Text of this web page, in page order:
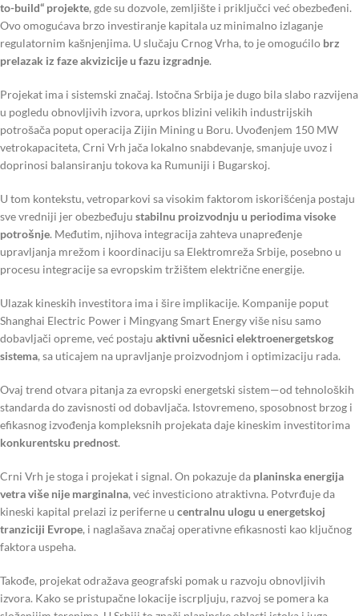
to-build“ projekte, gde su dozvole, zemljište i priključci već obezbeđeni.
Ovo omogućava brzo investiranje kapitala uz minimalno izlaganje
regulatornim kašnjenjima. U slučaju Crnog Vrha, to je omogućilo brz
prelazak iz faze akvizicije u fazu izgradnje.
Projekat ima i sistemski značaj. Istočna Srbija je dugo bila slabo razvijena
u pogledu obnovljivih izvora, uprkos blizini velikih industrijskih
potrošača poput operacija Zijin Mining u Boru. Uvođenjem 150 MW
vetrokapaciteta, Crni Vrh jača lokalno snabdevanje, smanjuje uvoz i
doprinosi balansiranju tokova ka Rumuniji i Bugarskoj.
U tom kontekstu, vetroparkovi sa visokim faktorom iskorišćenja postaju
sve vredniji jer obezbeđuju stabilnu proizvodnju u periodima visoke
potrošnje. Međutim, njihova integracija zahteva unapređenje
upravljanja mrežom i koordinaciju sa Elektromreža Srbije, posebno u
procesu integracije sa evropskim tržištem električne energije.
Ulazak kineskih investitora ima i šire implikacije. Kompanije poput
Shanghai Electric Power i Mingyang Smart Energy više nisu samo
dobavljači opreme, već postaju aktivni učesnici elektroenergetskog
sistema, sa uticajem na upravljanje proizvodnjom i optimizaciju rada.
Ovaj trend otvara pitanja za evropski energetski sistem—od tehnoloških
standarda do zavisnosti od dobavljača. Istovremeno, sposobnost brzog i
efikasnog izvođenja kompleksnih projekata daje kineskim investitorima
konkurentsku prednost.
Crni Vrh je stoga i projekat i signal. On pokazuje da planinska energija
vetra više nije marginalna, već investiciono atraktivna. Potvrđuje da
kineski kapital prelazi iz periferne u centralnu ulogu u energetskoj
tranziciji Evrope, i naglašava značaj operativne efikasnosti kao ključnog
faktora uspeha.
Takođe, projekat odražava geografski pomak u razvoju obnovljivih
izvora. Kako se pristupačne lokacije iscrpljuju, razvoj se pomera ka